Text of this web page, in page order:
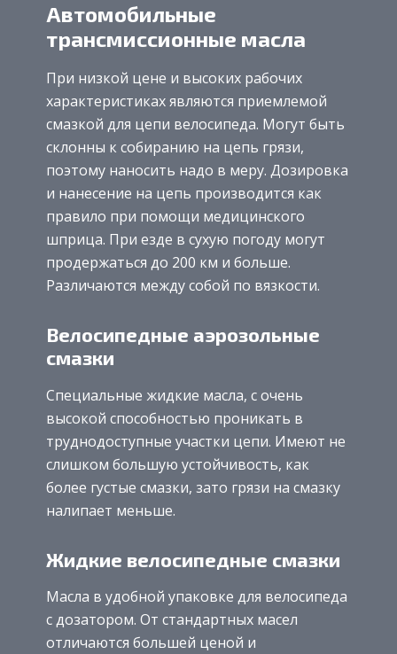
Автомобильные
трансмиссионные масла
При низкой цене и высоких рабочих
характеристиках являются приемлемой
смазкой для цепи велосипеда. Могут быть
склонны к собиранию на цепь грязи,
поэтому наносить надо в меру. Дозировка
и нанесение на цепь производится как
правило при помощи медицинского
шприца. При езде в сухую погоду могут
продержаться до 200 км и больше.
Различаются между собой по вязкости.
Велосипедные аэрозольные
смазки
Специальные жидкие масла, с очень
высокой способностью проникать в
труднодоступные участки цепи. Имеют не
слишком большую устойчивость, как
более густые смазки, зато грязи на смазку
налипает меньше.
Жидкие велосипедные смазки
Масла в удобной упаковке для велосипеда
с дозатором. От стандартных масел
отличаются большей ценой и